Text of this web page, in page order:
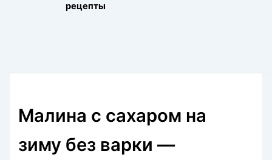
рецепты
Малина с сахаром на
зиму без варки —